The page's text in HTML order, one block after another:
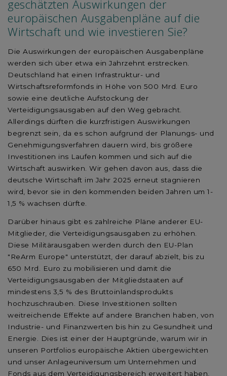
geschätzten Auswirkungen der
europäischen Ausgabenpläne auf die
Wirtschaft und wie investieren Sie?
Die Auswirkungen der europäischen Ausgabenpläne
werden sich über etwa ein Jahrzehnt erstrecken.
Deutschland hat einen Infrastruktur- und
Wirtschaftsreformfonds in Höhe von 500 Mrd. Euro
sowie eine deutliche Aufstockung der
Verteidigungsausgaben auf den Weg gebracht.
Allerdings dürften die kurzfristigen Auswirkungen
begrenzt sein, da es schon aufgrund der Planungs- und
Genehmigungsverfahren dauern wird, bis größere
Investitionen ins Laufen kommen und sich auf die
Wirtschaft auswirken. Wir gehen davon aus, dass die
deutsche Wirtschaft im Jahr 2025 erneut stagnieren
wird, bevor sie in den kommenden beiden Jahren um 1-
1,5 % wachsen dürfte.
Darüber hinaus gibt es zahlreiche Pläne anderer EU-
Mitglieder, die Verteidigungsausgaben zu erhöhen.
Diese Militärausgaben werden durch den EU-Plan
"ReArm Europe" unterstützt, der darauf abzielt, bis zu
650 Mrd. Euro zu mobilisieren und damit die
Verteidigungsausgaben der Mitgliedstaaten auf
mindestens 3,5 % des Bruttoinlandsprodukts
hochzuschrauben. Diese Investitionen sollten
weitreichende Effekte auf andere Branchen haben, von
Industrie- und Finanzwerten bis hin zu Gesundheit und
Energie. Dies ist einer der Hauptgründe, warum wir in
unseren Portfolios europäische Aktien übergewichten
und unser Anlageuniversum um Unternehmen und
Fonds aus dem Verteidigungsbereich erweitert haben,